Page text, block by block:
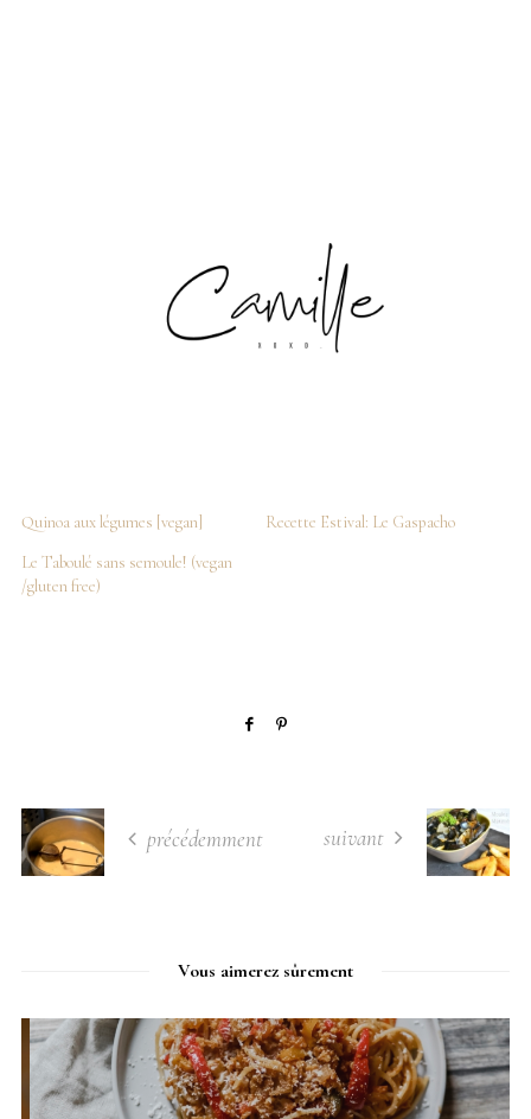
Quinoa aux légumes [vegan]
Recette Estival: Le Gaspacho
Le Taboulé sans semoule! (vegan
/gluten free)
précédemment suivant
Vous aimerez sûrement